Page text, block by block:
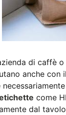
di caffè
anche
come
dal